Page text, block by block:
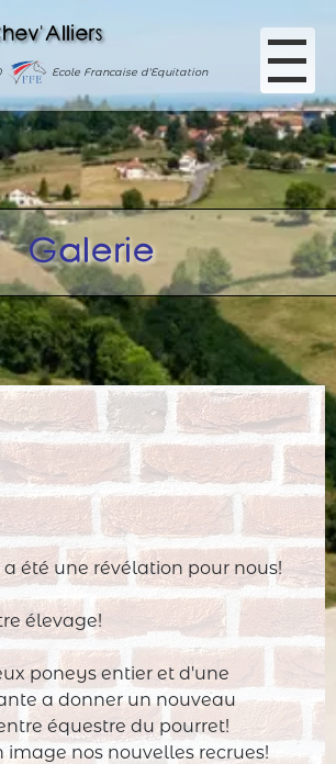
Ecole Francaise d'Equitation
Galerie
a été une révélation pour nous!
élevage!
poneys entier et d'une
a donner un nouveau
équestre du pourret!
image nos nouvelles recrues!